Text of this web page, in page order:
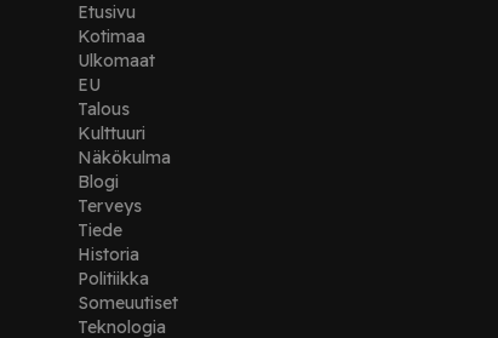
Etusivu
Kotimaa
Ulkomaat
EU
Talous
Kulttuuri
Näkökulma
Blogi
Terveys
Tiede
Historia
Politiikka
Someuutiset
Teknologia